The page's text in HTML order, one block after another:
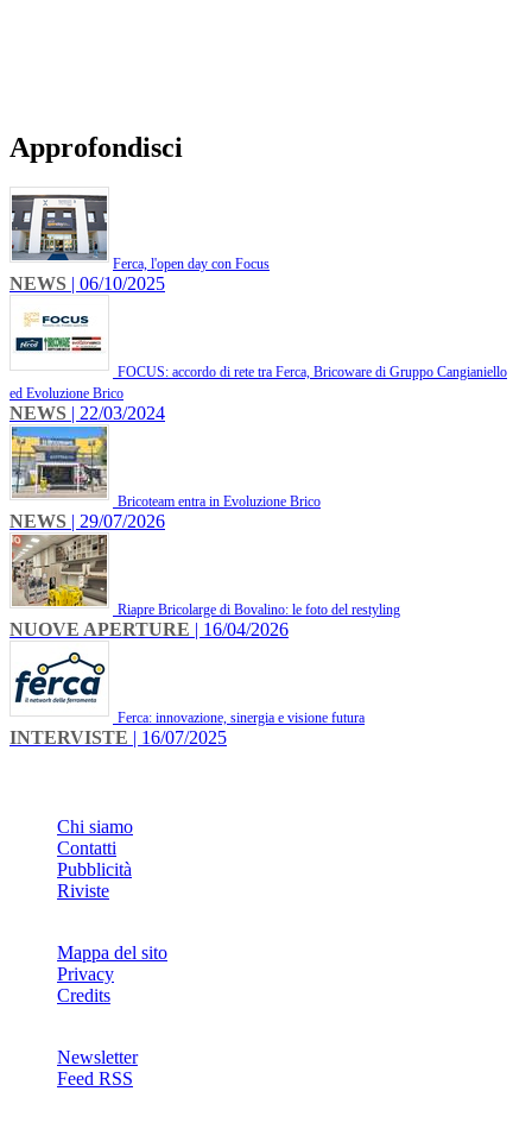
Approfondisci
​Ferca, l'open day con Focus
NEWS | 06/10/2025
FOCUS: accordo di rete tra Ferca, Bricoware di Gruppo Cangianiello
ed Evoluzione Brico
NEWS | 22/03/2024
Bricoteam entra in Evoluzione Brico
NEWS | 29/07/2026
Riapre Bricolarge di Bovalino: le foto del restyling
NUOVE APERTURE | 16/04/2026
Ferca: innovazione, sinergia e visione futura
INTERVISTE | 16/07/2025
Chi siamo
Contatti
Pubblicità
Riviste
Mappa del sito
Privacy
Credits
Newsletter
Feed RSS